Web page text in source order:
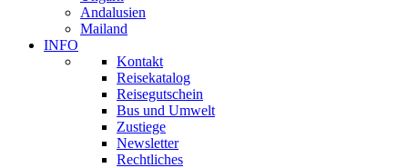
Andalusien
Mailand
INFO
Kontakt
Reisekatalog
Reisegutschein
Bus und Umwelt
Zustiege
Newsletter
Rechtliches